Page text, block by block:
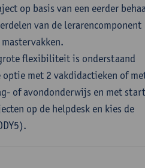
op basis van een eerder
van de lerarencomponent
flexibiliteit is onderstaand
met 2 vakdidactieken of
of avondonderwijs en met start
op de helpdesk en kies de